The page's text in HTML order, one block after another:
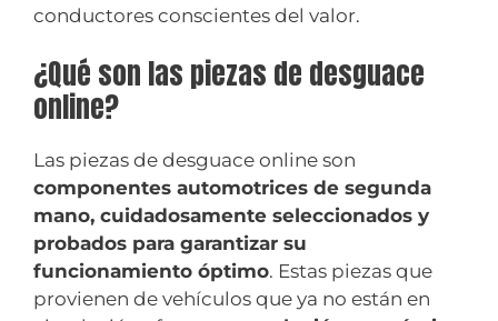
conductores conscientes del valor.
¿Qué son las piezas de desguace
online?
Las piezas de desguace online son
componentes automotrices de segunda
mano, cuidadosamente seleccionados y
probados para garantizar su
funcionamiento óptimo. Estas piezas que
provienen de vehículos que ya no están en